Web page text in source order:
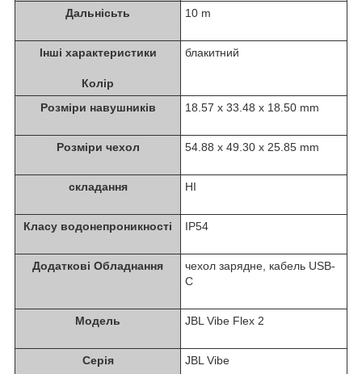
Дальнісьть 10 m
Інші характеристики
Колір
блакитний
Розміри навушників 18.57 x 33.48 x 18.50 mm
Розміри чехол 54.88 x 49.30 x 25.85 mm
складання НІ
Класу водонепроникності IP54
Додаткові Обладнання
чехол зарядне, кабель USB-
C
Модель JBL Vibe Flex 2
Серія JBL Vibe